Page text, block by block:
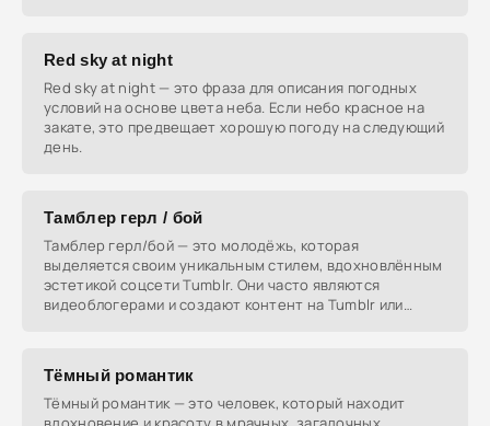
Red sky at night
Red sky at night — это фраза для описания погодных
условий на основе цвета неба. Если небо красное на
закате, это предвещает хорошую погоду на следующий
день.
Тамблер герл / бой
Тамблер герл/бой — это молодёжь, которая
выделяется своим уникальным стилем, вдохновлённым
эстетикой соцсети Tumblr. Они часто являются
видеоблогерами и создают контент на Tumblr или
Тёмный романтик
Тёмный романтик — это человек, который находит